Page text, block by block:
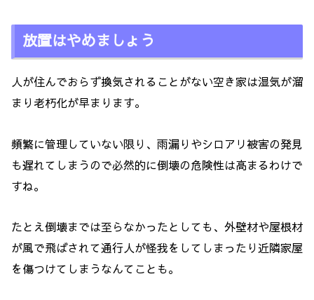
放置はやめましょう
人が住んでおらず換気されることがない空き家は湿気が溜
まり老朽化が早まります。
頻繁に管理していない限り、雨漏りやシロアリ被害の発見
も遅れてしまうので必然的に倒壊の危険性は高まるわけで
すね。
たとえ倒壊までは至らなかったとしても、外壁材や屋根材
が風で飛ばされて通行人が怪我をしてしまったり近隣家屋
を傷つけてしまうなんてことも。